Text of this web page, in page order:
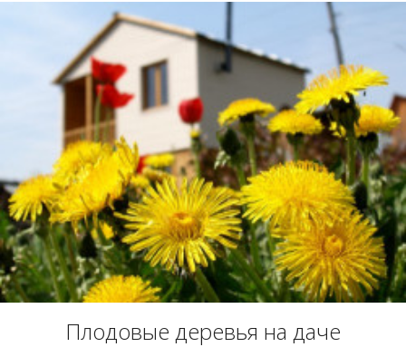
Плодовые деревья на даче